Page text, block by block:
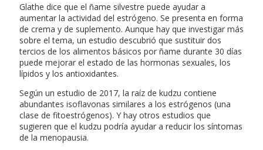
Glathe dice que el ñame silvestre puede ayudar a
aumentar la actividad del estrógeno. Se presenta en forma
de crema y de suplemento. Aunque hay que investigar más
sobre el tema, un estudio descubrió que sustituir dos
tercios de los alimentos básicos por ñame durante 30 días
puede mejorar el estado de las hormonas sexuales, los
lípidos y los antioxidantes.
Según un estudio de 2017, la raíz de kudzu contiene
abundantes isoflavonas similares a los estrógenos (una
clase de fitoestrógenos). Y hay otros estudios que
sugieren que el kudzu podría ayudar a reducir los síntomas
de la menopausia.